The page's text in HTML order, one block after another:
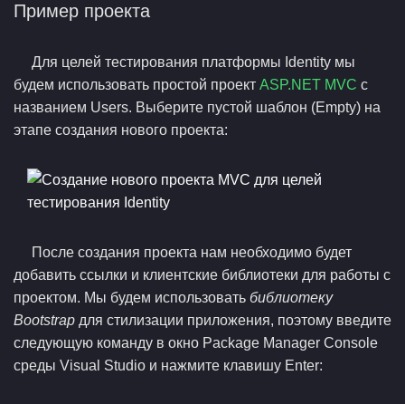
Пример проекта
Для целей тестирования платформы Identity мы
будем использовать простой проект ASP.NET MVC с
названием Users. Выберите пустой шаблон (Empty) на
этапе создания нового проекта:
После создания проекта нам необходимо будет
добавить ссылки и клиентские библиотеки для работы с
проектом. Мы будем использовать библиотеку
Bootstrap для стилизации приложения, поэтому введите
следующую команду в окно Package Manager Console
среды Visual Studio и нажмите клавишу Enter: